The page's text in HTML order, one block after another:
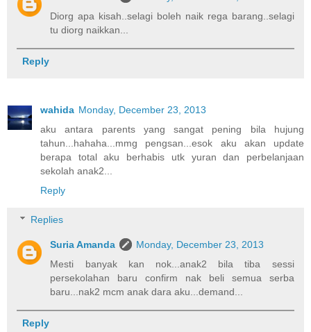
Diorg apa kisah..selagi boleh naik rega barang..selagi
tu diorg naikkan...
Reply
wahida Monday, December 23, 2013
aku antara parents yang sangat pening bila hujung
tahun...hahaha...mmg pengsan...esok aku akan update
berapa total aku berhabis utk yuran dan perbelanjaan
sekolah anak2...
Reply
Replies
Suria Amanda
Monday, December 23, 2013
Mesti banyak kan nok...anak2 bila tiba sessi
persekolahan baru confirm nak beli semua serba
baru...nak2 mcm anak dara aku...demand...
Reply